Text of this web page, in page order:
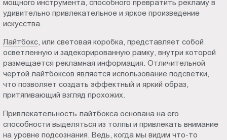
мощного инструмента, способного превратить рекламу в
удивительно привлекательное и яркое произведение
искусства.
Лайтбокс, или световая коробка, представляет собой
осветленную и задекорированную рамку, внутри которой
размещается рекламная информация. Отличительной
чертой лайтбоксов является использование подсветки,
что позволяет создать эффектный и яркий образ,
притягивающий взгляд прохожих.
Привлекательность лайтбокса основана на его
способности выделяться из толпы и привлекать внимание
на уровне подсознания. Ведь, когда мы видим что-то
9.00-
Сб.,
Вс.:
выходной